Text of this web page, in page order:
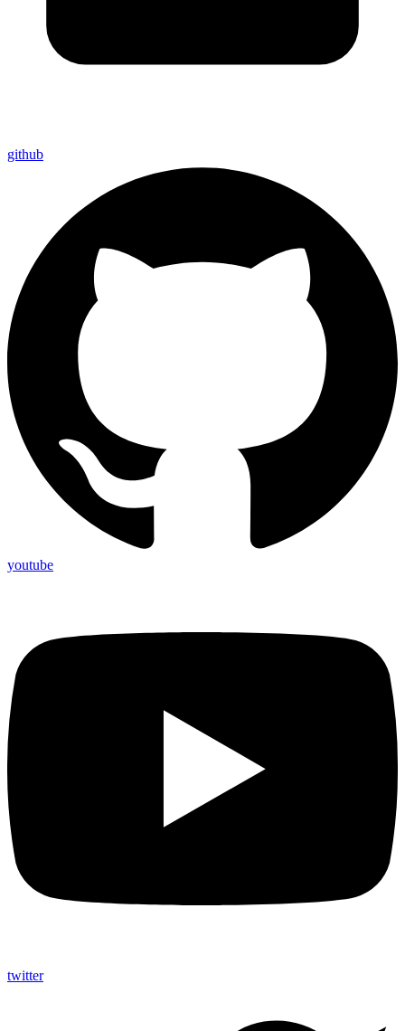
github
youtube
twitter